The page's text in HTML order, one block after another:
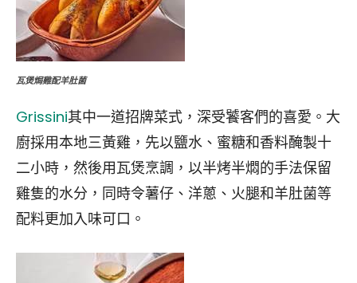
瓦煲焗雞配羊肚菌
Grissini其中一道招牌菜式，深受饕客們的喜愛。大
廚採用本地三黃雞，先以鹽水、蜜糖和香料醃製十
二小時，然後用瓦煲烹調，以半烤半燜的手法保留
雞隻的水分，同時令薯仔、洋蔥、火腿和羊肚菌等
配料更加入味可口。